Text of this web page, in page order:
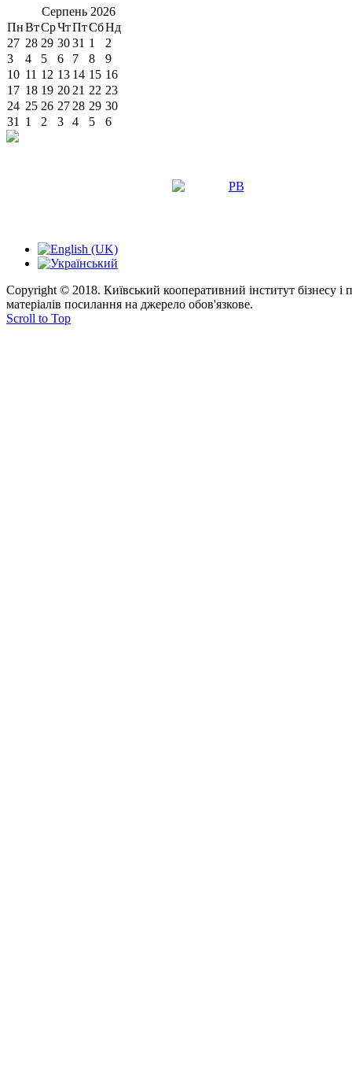
Серпень 2026
ПнВтСрЧтПтСбНд
27 28 29 3031 1
2
3
4 5 6 7 8
9
10 11 12 13 14 15 16
17 18 19 20 21 22 23
24 25 26 27 28 29 30
31
1 2 3 4 5 6
Copyright © 2018. Київський кооперативний інститут бізнесу
матеріалів посилання на джерело обов'язкове.
Scroll to Top